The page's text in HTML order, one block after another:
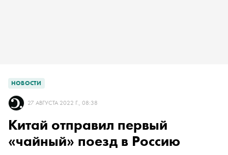
НОВОСТИ
27 АВГУСТА 2022 Г., 08:38
Китай отправил первый
«чайный» поезд в Россию